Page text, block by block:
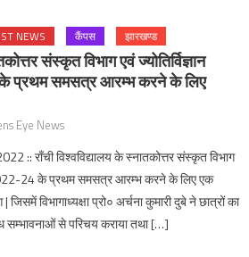
NEWS कैंपस झारखण्ड
संस्कृत विभाग एवं ज्योतिर्विज्ञान
प्रथम समसत्र आरम्भ करने के लिए
Eye News
:: राँची विश्वविद्यालय के स्नातकोत्तर संस्कृत विभाग
2022-24 के प्रथम समसत्र आरम्भ करने के लिए एक
विभागाध्यक्षा प्रो० अर्चना कुमारी दुबे ने छात्रों का
सम्भावनाओं से परिचय कराया तथा […]